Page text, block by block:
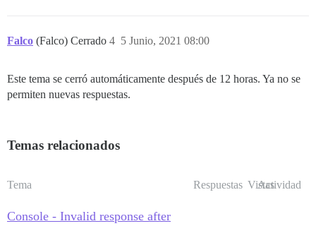
Falco (Falco) Cerrado 5 Junio, 2021 08:00
4
Este tema se cerró automáticamente después de 12 horas. Ya no se
permiten nuevas respuestas.
Temas relacionados
Tema Respuestas Vistas
Actividad
Console - Invalid response after